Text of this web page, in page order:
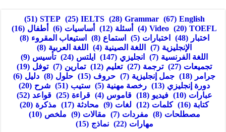
English
(67)
Grammar
(28)
IELTS
(25)
STEP
(51)
TOEFL
(20)
Video
(4) أسئلة (12) أساسيات (6) أطفال (16)
اختبار
(48) اختبارات (5) استماع (8) استيعاب المقروء (8)
الإنجليزية (7) اللغة الصينية (4) اللغة العربية (8)
اللغة الفرنسية (7) انجليزي (147) ايلتس (24) تأسيس (9)
تجميعات (27) ترجمة (27) تعليم (12) تمارين (7) توفل (19)
جرامر (18) جمل إنجليزية (7) حروف (15) حلول (8) دليل (6)
دورة إنجليزي (13) رخصة مهنية (5) ستيب (51) شرح (20)
عبارات (10) فيديو (18) قاموس (4) قراءة (25) قواعد (52)
كتابة (16) كلمات (12) لغات (9) محادثة (17) مذكرة (20)
مصطلحات (8) مفردات (7) مقالات (9) ملخص (10)
مهارات (22) نماذج (15)